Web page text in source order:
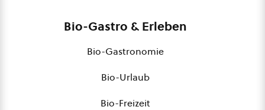
Bio-Gastro & Erleben
Bio-Gastronomie
Bio-Urlaub
Bio-Freizeit